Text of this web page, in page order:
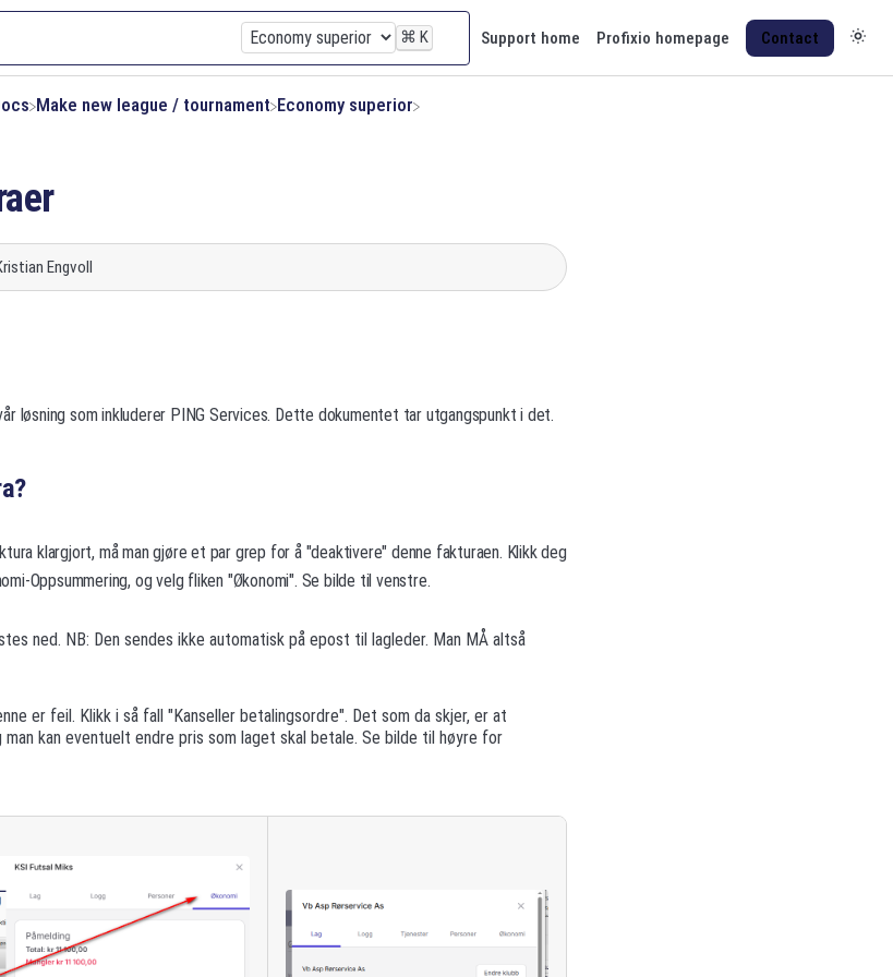
⌘ K Support home Profixio homepage Contact
​Make new league / tournament ​Economy superior
Engvoll
løsning som inkluderer PING Services. Dette dokumentet tar utgangspunkt i det.
klargjort, må man gjøre et par grep for å "deaktivere" denne fakturaen. Klikk deg
Oppsummering, og velg fliken "Økonomi". Se bilde til venstre.
ned. NB: Den sendes ikke automatisk på epost til lagleder. Man MÅ altså
er feil. Klikk i så fall "Kanseller betalingsordre". Det som da skjer, er at
kan eventuelt endre pris som laget skal betale. Se bilde til høyre for